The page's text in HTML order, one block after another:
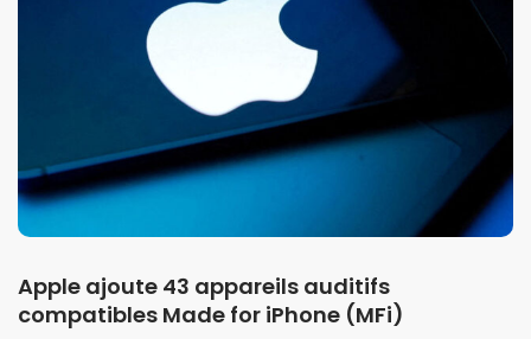
Apple ajoute 43 appareils auditifs
compatibles Made for iPhone (MFi)